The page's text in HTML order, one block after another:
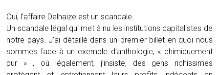
Oui, l’affaire Delhaize est un scandale.
Un scandale légal qui met à nu les institutions capitalistes de
notre pays. J’ai détaillé dans un premier billet en quoi nous
sommes face à un exemple d’anthologie, « chimiquement
pur » , où légalement, j’insiste, des gens richissimes